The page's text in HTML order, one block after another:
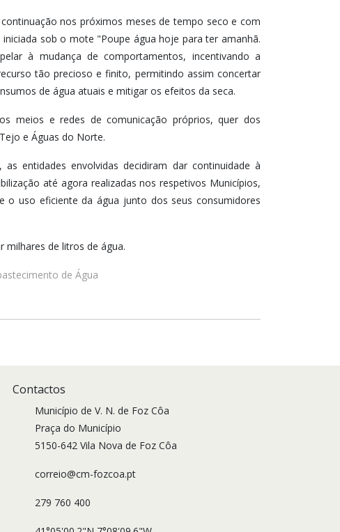
nos próximos meses de tempo seco e com
sob o mote "Poupe água hoje para ter amanhã.
à mudança de comportamentos, incentivando a
tão precioso e finito, permitindo assim concertar
de água atuais e mitigar os efeitos da seca.
meios e redes de comunicação próprios, quer dos
e Águas do Norte.
entidades envolvidas decidiram dar continuidade à
até agora realizadas nos respetivos Municípios,
uso eficiente da água junto dos seus consumidores
de litros de água.
de Água
Contactos
Município de V. N. de Foz Côa
Praça do Município
5150-642 Vila Nova de Foz Côa
correio@cm-fozcoa.pt
279 760 400